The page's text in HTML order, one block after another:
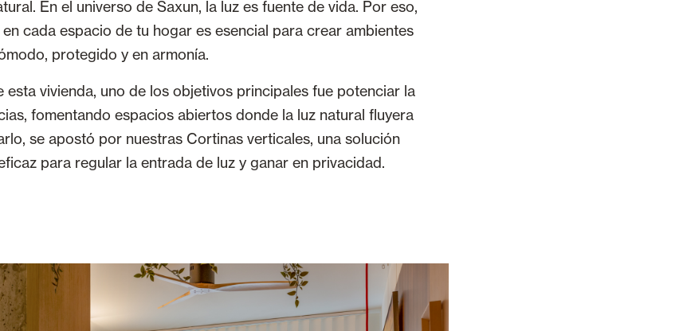
VER TODOS LOS PRODUCTOS
En el universo de Saxun, la luz es fuente de vida. Por eso,
cada espacio de tu hogar es esencial para crear ambientes
protegido y en armonía.
esta vivienda, uno de los objetivos principales fue potenciar la
fomentando espacios abiertos donde la luz natural fluyera
se apostó por nuestras Cortinas verticales, una solución
para regular la entrada de luz y ganar en privacidad.